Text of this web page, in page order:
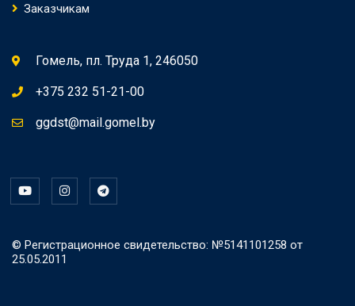
Заказчикам
Гомель, пл. Труда 1, 246050
+375 232 51-21-00
ggdst@mail.gomel.by
© Регистрационное свидетельство: №5141101258 от
25.05.2011